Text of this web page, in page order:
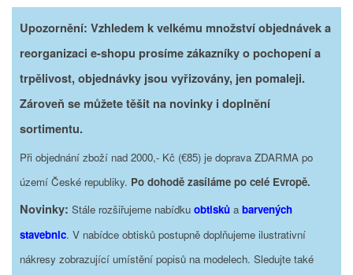
Upozornění: Vzhledem k velkému množství objednávek a
reorganizaci e-shopu prosíme zákazníky o pochopení a
trpělivost, objednávky jsou vyřizovány, jen pomaleji.
Zároveň se můžete těšit na novinky i doplnění
sortimentu.
Při objednání zboží nad 2000,- Kč (€85) je doprava ZDARMA po
území České republiky. Po dohodě zasíláme po celé Evropě.
Novinky: Stále rozšiřujeme nabídku obtisků a barvených
stavebnic. V nabídce obtisků postupně doplňujeme ilustrativní
nákresy zobrazující umístění popisů na modelech. Sledujte také